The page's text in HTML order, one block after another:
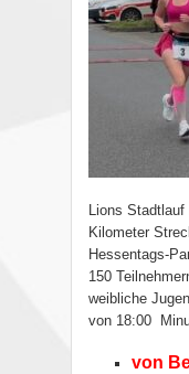
Lions
Kilometer
Hessentags-
150
weibliche
von 18:00
von